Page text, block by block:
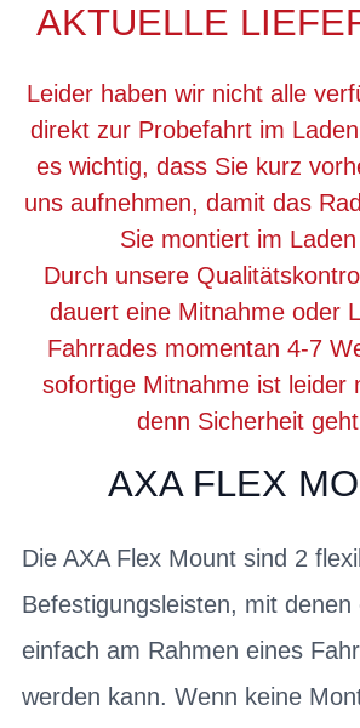
AKTUELLE
Leider haben wir nicht alle
direkt zur Probefahrt im
es wichtig, dass Sie kurz
uns aufnehmen, damit das
Sie montiert im
Durch unsere
dauert eine Mitnahme oder
Fahrrades momentan 4-7
sofortige Mitnahme ist leider
denn Sicherheit
AXA FLEX
Die AXA Flex Mount sind 2
Befestigungsleisten, mit denen
einfach am Rahmen eines
werden kann. Wenn keine